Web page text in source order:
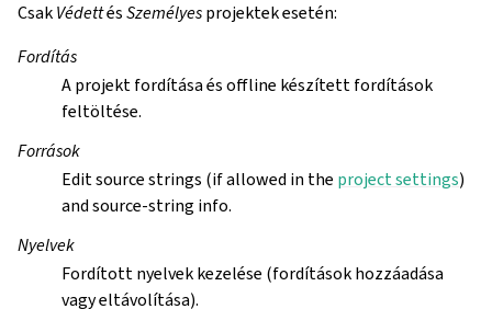
CsakVédettésSzemélyesprojektek esetén:
Fordítás
A projekt fordítása és offline készített fordítások
feltöltése.
Források
Edit source strings (if allowed in the project settings)
and source-string info.
Nyelvek
Fordított nyelvek kezelése (fordítások hozzáadása
vagy eltávolítása).